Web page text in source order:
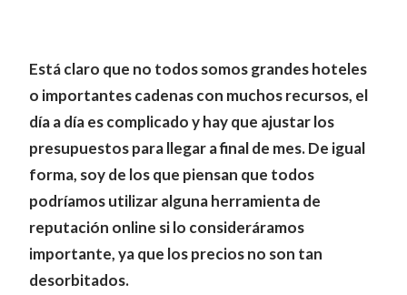
Está claro que no todos somos grandes hoteles
o importantes cadenas con muchos recursos, el
día a día es complicado y hay que ajustar los
presupuestos para llegar a final de mes. De igual
forma, soy de los que piensan que todos
podríamos utilizar alguna herramienta de
reputación online si lo consideráramos
importante, ya que los precios no son tan
desorbitados.